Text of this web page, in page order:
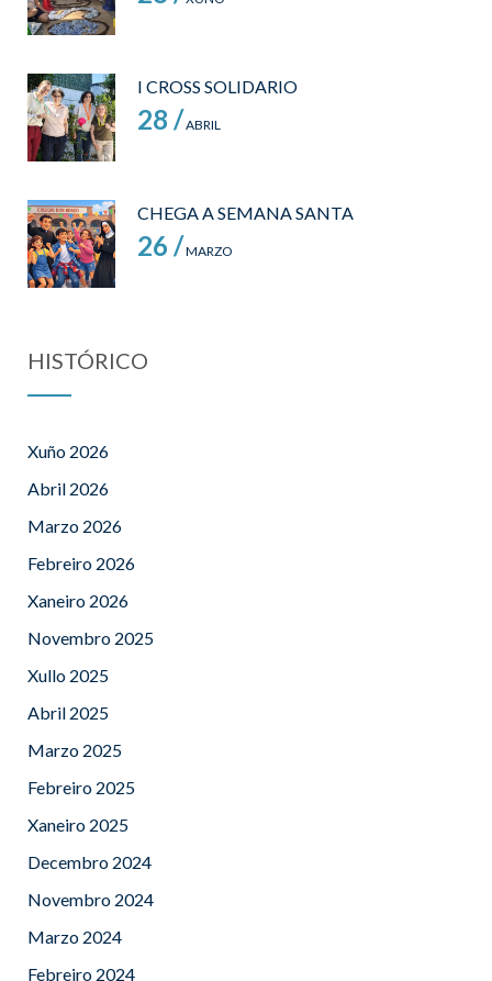
I CROSS SOLIDARIO
28 /ABRIL
CHEGA A SEMANA SANTA
26 /MARZO
HISTÓRICO
Xuño 2026
Abril 2026
Marzo 2026
Febreiro 2026
Xaneiro 2026
Novembro 2025
Xullo 2025
Abril 2025
Marzo 2025
Febreiro 2025
Xaneiro 2025
Decembro 2024
Novembro 2024
Marzo 2024
Febreiro 2024